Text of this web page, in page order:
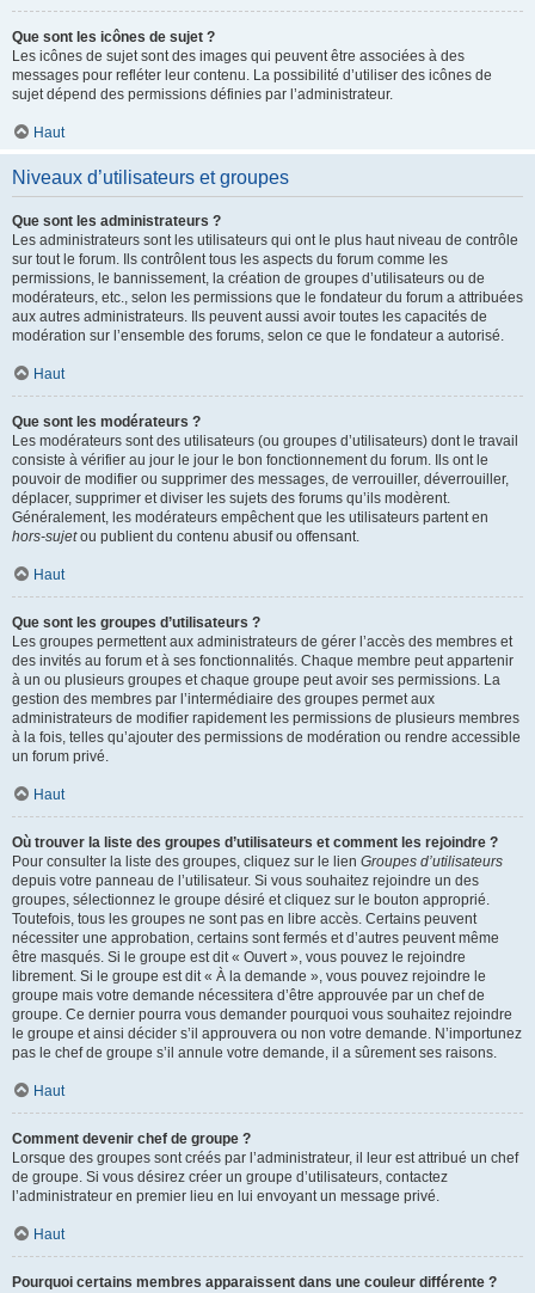
Que sont les icônes de sujet ?
Les icônes de sujet sont des images qui peuvent être associées à des
messages pour refléter leur contenu. La possibilité d’utiliser des icônes de
sujet dépend des permissions définies par l’administrateur.
Haut
Niveaux d’utilisateurs et groupes
Que sont les administrateurs ?
Les administrateurs sont les utilisateurs qui ont le plus haut niveau de contrôle
sur tout le forum. Ils contrôlent tous les aspects du forum comme les
permissions, le bannissement, la création de groupes d’utilisateurs ou de
modérateurs, etc., selon les permissions que le fondateur du forum a attribuées
aux autres administrateurs. Ils peuvent aussi avoir toutes les capacités de
modération sur l’ensemble des forums, selon ce que le fondateur a autorisé.
Haut
Que sont les modérateurs ?
Les modérateurs sont des utilisateurs (ou groupes d’utilisateurs) dont le travail
consiste à vérifier au jour le jour le bon fonctionnement du forum. Ils ont le
pouvoir de modifier ou supprimer des messages, de verrouiller, déverrouiller,
déplacer, supprimer et diviser les sujets des forums qu’ils modèrent.
Généralement, les modérateurs empêchent que les utilisateurs partent en
hors-sujetou publient du contenu abusif ou offensant.
Haut
Que sont les groupes d’utilisateurs ?
Les groupes permettent aux administrateurs de gérer l’accès des membres et
des invités au forum et à ses fonctionnalités. Chaque membre peut appartenir
à un ou plusieurs groupes et chaque groupe peut avoir ses permissions. La
gestion des membres par l’intermédiaire des groupes permet aux
administrateurs de modifier rapidement les permissions de plusieurs membres
à la fois, telles qu’ajouter des permissions de modération ou rendre accessible
un forum privé.
Haut
Où trouver la liste des groupes d’utilisateurs et comment les rejoindre ?
Pour consulter la liste des groupes, cliquez sur le lien Groupes d’utilisateurs
depuis votre panneau de l’utilisateur. Si vous souhaitez rejoindre un des
groupes, sélectionnez le groupe désiré et cliquez sur le bouton approprié.
Toutefois, tous les groupes ne sont pas en libre accès. Certains peuvent
nécessiter une approbation, certains sont fermés et d’autres peuvent même
être masqués. Si le groupe est dit « Ouvert », vous pouvez le rejoindre
librement. Si le groupe est dit « À la demande », vous pouvez rejoindre le
groupe mais votre demande nécessitera d’être approuvée par un chef de
groupe. Ce dernier pourra vous demander pourquoi vous souhaitez rejoindre
le groupe et ainsi décider s’il approuvera ou non votre demande. N’importunez
pas le chef de groupe s’il annule votre demande, il a sûrement ses raisons.
Haut
Comment devenir chef de groupe ?
Lorsque des groupes sont créés par l’administrateur, il leur est attribué un chef
de groupe. Si vous désirez créer un groupe d’utilisateurs, contactez
l’administrateur en premier lieu en lui envoyant un message privé.
Haut
Pourquoi certains membres apparaissent dans une couleur différente ?